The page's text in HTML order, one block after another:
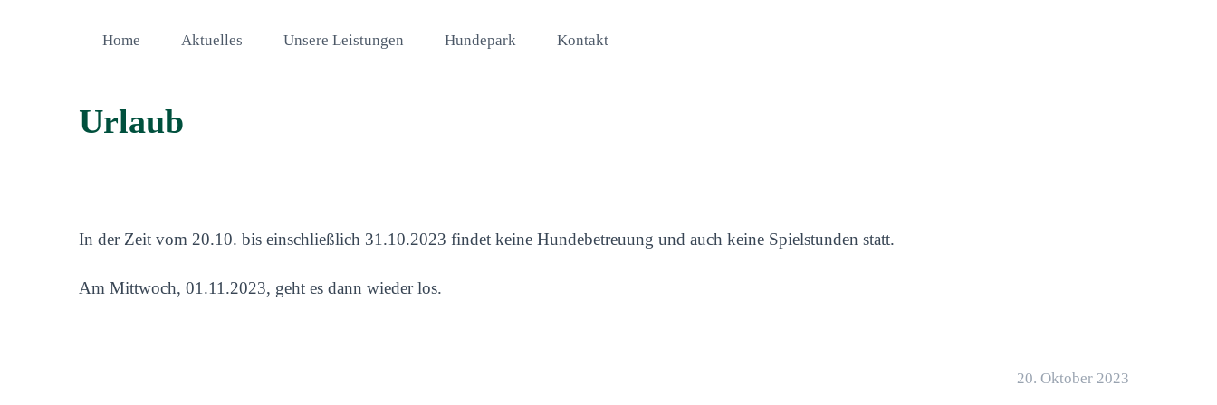
Home Aktuelles Unsere Leistungen Hundepark Kontakt
Urlaub
In der Zeit vom 20.10. bis einschließlich 31.10.2023 findet keine Hundebetreuung und auch keine Spielstunden statt.
Am Mittwoch, 01.11.2023, geht es dann wieder los.
20. Oktober 2023